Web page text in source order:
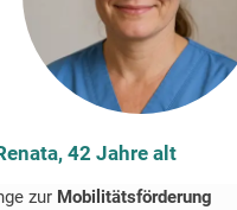
42 Jahre alt
zur Mobilitätsförderung